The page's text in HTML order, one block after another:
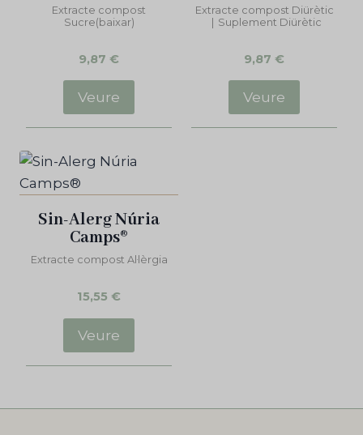
Extracte compost
Sucre(baixar)
9,87 €
Veure
Extracte compost Diürètic
| Suplement Diürètic
9,87 €
Veure
Sin-Alerg Núria
Camps®
Extracte compost Al·lèrgia
15,55 €
Veure